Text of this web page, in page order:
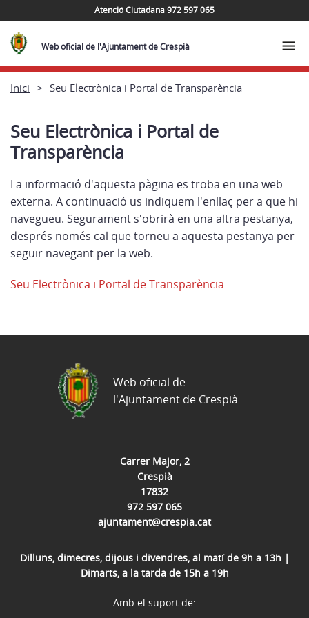
Atenció Ciutadana 972 597 065
Web oficial de l'Ajuntament de Crespià
Inici Seu Electrònica i Portal de Transparència
Seu Electrònica i Portal de
Transparència
La informació d'aquesta pàgina es troba en una web
externa. A continuació us indiquem l'enllaç per a que hi
navegueu. Segurament s'obrirà en una altra pestanya,
després només cal que torneu a aquesta pestanya per
seguir navegant per la web.
Seu Electrònica i Portal de Transparència
Carrer Major, 2
Crespià
17832
972 597 065
ajuntament@crespia.cat
Dilluns, dimecres, dijous i divendres, al matí de 9h a 13h |
Dimarts, a la tarda de 15h a 19h
Web oficial de
l'Ajuntament de Crespià
Amb el suport de: